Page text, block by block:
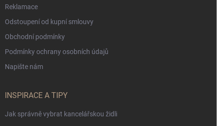
Reklamace
Odstoupení od kupní smlouvy
Obchodní podmínky
Podmínky ochrany osobních údajů
Napište nám
INSPIRACE A TIPY
Jak správně vybrat kancelářskou židli